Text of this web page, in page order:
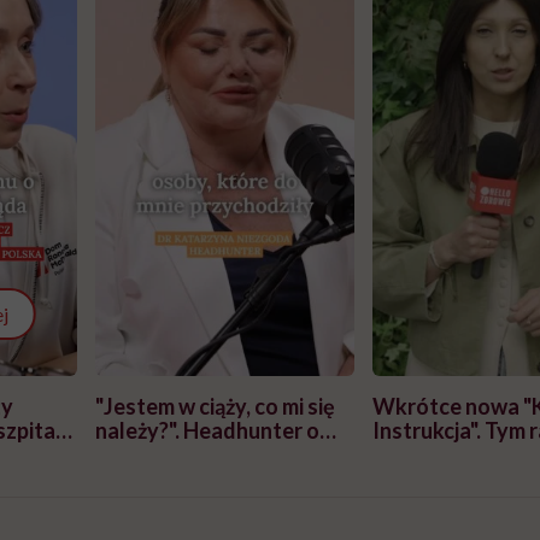
"Jestem w ciąży, co mi się
należy?". Headhunter o
Wkrótce nowa
Instrukcja". Tym